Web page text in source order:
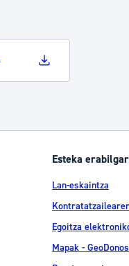
Esteka
Lan-eskaintza
Egoitza
Mapak -